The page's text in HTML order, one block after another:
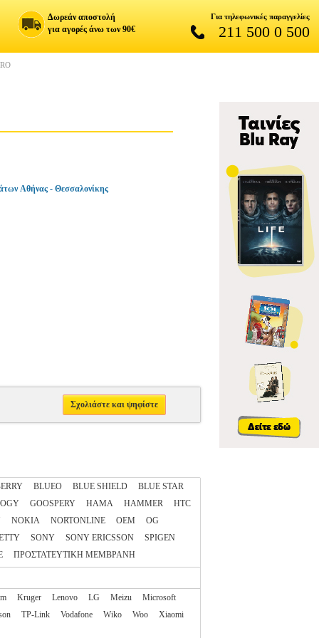
Δωρεάν αποστολή
για αγορές άνω των 90€
Για τηλεφωνικές παραγγελίες
211 500 0 500
Αθήνας - Θεσσαλονίκης
Σχολιάστε και ψηφίστε
BLUEO BLUE SHIELD
BLUE STAR
GOOSPERY HAMA HAMMER
HTC
NOKIA NORTONLINE OEM
OG
SONY SONY ERICSSON
SPIGEN
ΠΡΟΣΤΑΤΕΥΤΙΚΗ ΜΕΜΒΡΑΝΗ
Kruger Lenovo LG Meizu
Microsoft
TP-Link Vodafone Wiko Woo
Xiaomi